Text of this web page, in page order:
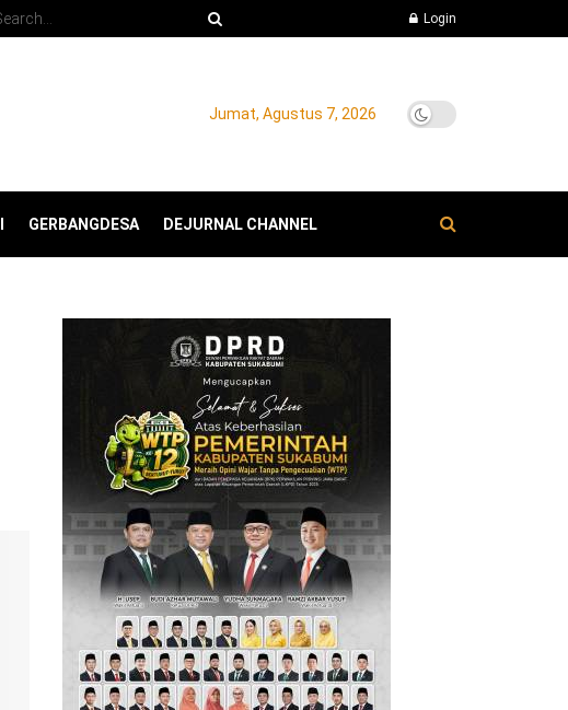
Login
Jumat, Agustus 7, 2026
GERBANGDESA DEJURNAL CHANNEL